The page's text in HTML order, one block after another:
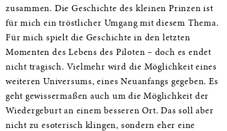
zusammen. Die Geschichte des kleinen Prinzen ist
für mich ein tröstlicher Umgang mit diesem Thema.
Für mich spielt die Geschichte in den letzten
Momenten des Lebens des Piloten – doch es endet
nicht tragisch. Vielmehr wird die Möglichkeit eines
weiteren Universums, eines Neuanfangs gegeben. Es
geht gewissermaßen auch um die Möglichkeit der
Wiedergeburt an einem besseren Ort. Das soll aber
nicht zu esoterisch klingen, sondern eher eine